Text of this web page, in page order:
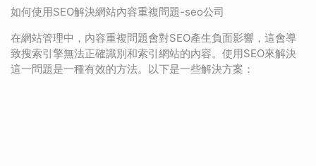
如何使用SEO解決網站內容重複問題-seo公司
在網站管理中，內容重複問題會對SEO產生負面影響，這會導
致搜索引擎無法正確識別和索引網站的內容。使用SEO來解決
這一問題是一種有效的方法。以下是一些解決方案：